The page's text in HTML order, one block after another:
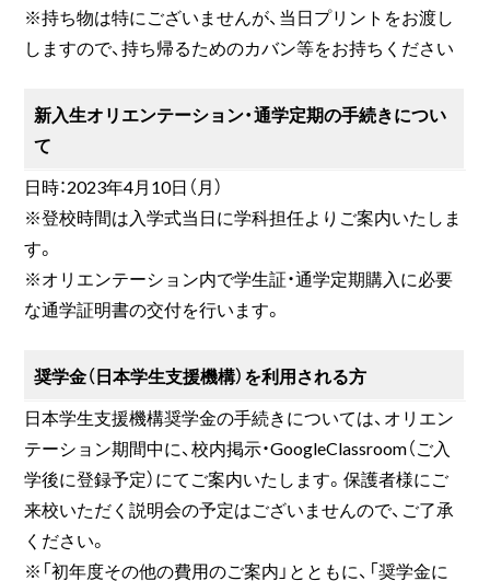
※持ち物は特にございませんが、当日プリントをお渡し
しますので、持ち帰るためのカバン等をお持ちください
新入生オリエンテーション・通学定期の手続きについ
て
日時：2023年4月10日（月）
※登校時間は入学式当日に学科担任よりご案内いたしま
す。
※オリエンテーション内で学生証・通学定期購入に必要
な通学証明書の交付を行います。
奨学金（日本学生支援機構）を利用される方
日本学生支援機構奨学金の手続きについては、オリエン
テーション期間中に、校内掲示・GoogleClassroom（ご入
学後に登録予定）にてご案内いたします。保護者様にご
来校いただく説明会の予定はございませんので、ご了承
ください。
※「初年度その他の費用のご案内」とともに、「奨学金に